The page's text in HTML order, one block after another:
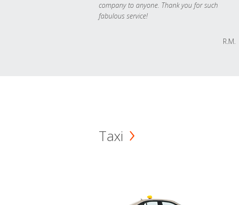
company to anyone. Thank you for such
fabulous service!
R.M.
Taxi